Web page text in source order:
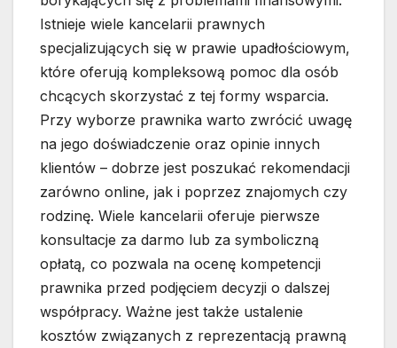
Istnieje wiele kancelarii prawnych
specjalizujących się w prawie upadłościowym,
które oferują kompleksową pomoc dla osób
chcących skorzystać z tej formy wsparcia.
Przy wyborze prawnika warto zwrócić uwagę
na jego doświadczenie oraz opinie innych
klientów – dobrze jest poszukać rekomendacji
zarówno online, jak i poprzez znajomych czy
rodzinę. Wiele kancelarii oferuje pierwsze
konsultacje za darmo lub za symboliczną
opłatą, co pozwala na ocenę kompetencji
prawnika przed podjęciem decyzji o dalszej
współpracy. Ważne jest także ustalenie
kosztów związanych z reprezentacją prawną